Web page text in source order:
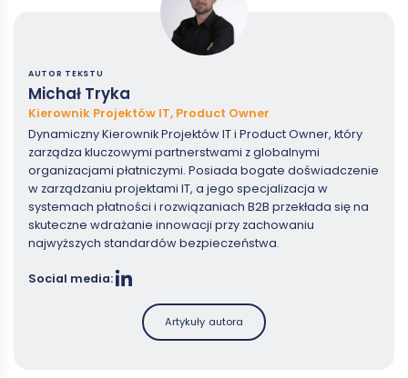
AUTOR TEKSTU
Michał Tryka
Kierownik Projektów IT, Product Owner
Dynamiczny Kierownik Projektów IT i Product Owner, który
zarządza kluczowymi partnerstwami z globalnymi
organizacjami płatniczymi. Posiada bogate doświadczenie
w zarządzaniu projektami IT, a jego specjalizacja w
systemach płatności i rozwiązaniach B2B przekłada się na
skuteczne wdrażanie innowacji przy zachowaniu
najwyższych standardów bezpieczeństwa.
Social media:
Artykuły autora